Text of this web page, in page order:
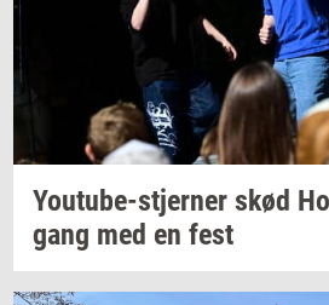
Youtube-​stjerner skød
gang med en fest